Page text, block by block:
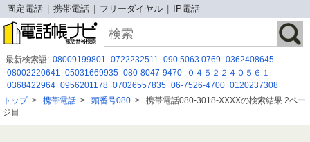
固定電話 携帯電話 フリーダイヤル IP電話
最新検索語: 08009199801 0722232511 090 5063 0769 0362408645
08002220641
05031669935 080-8047-9470
０４５２２４０５６１
0368422964 0956201178 07026557835 06-7526-4700 0120237308
050-3175-1652 0120951763 0366358728 09030356527 0925151523
05031876953
トップ> 携帯電話 > 頭番号080 > 携帯電話080-3018-XXXXの検索結果 2ペー
ジ目